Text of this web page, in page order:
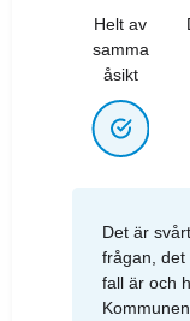
Helt av
samma
åsikt
Det är
frågan, det
fall är och